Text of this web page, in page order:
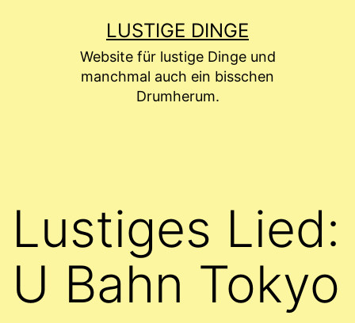
LUSTIGE DINGE
Website für lustige Dinge und
manchmal auch ein bisschen
Drumherum.
Lustiges Lied:
U Bahn Tokyo